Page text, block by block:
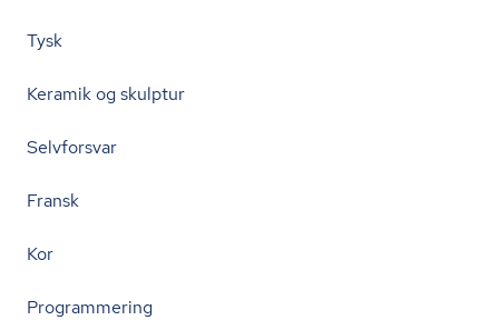
Tysk
Keramik og skulptur
Selvforsvar
Fransk
Kor
Programmering